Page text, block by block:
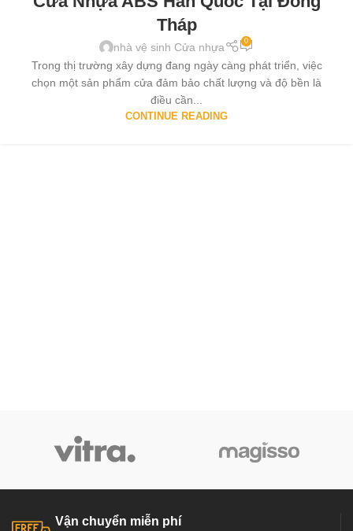
Tháp
nhà vệ sinh Cửa nhựa 0
Trong thị trường xây dựng đang ngày càng phát triển, việc
chọn một sản phẩm cửa đảm bảo chất lượng và độ bền là
điều cần...
CONTINUE READING
Vận chuyển miễn phí